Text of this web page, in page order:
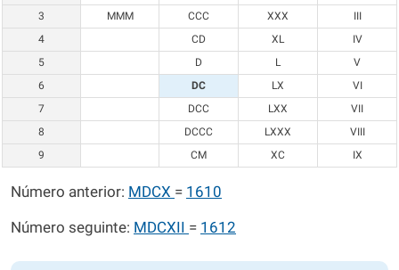
3
MMM CCC XXX
III
4
CD XL
IV
5
D L
V
6
DC LX
VI
7
DCC LXX
VII
8
DCCC LXXX
VIII
9
CM XC IX
Número anterior: MDCX = 1610
Número seguinte: MDCXII = 1612